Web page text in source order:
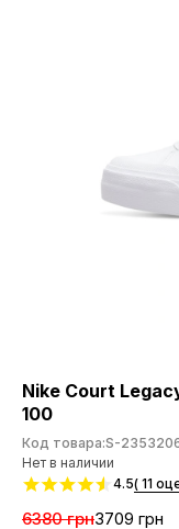
Nike Court
100
Код товара:S-
Нет в наличии
4.5( 11
6380 грн3709 грн